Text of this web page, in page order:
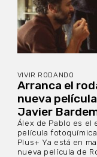
VIVIR RODANDO
Arranca el
nueva
Javier
Álex de Pablo es
película
Plus+ Ya está en
nueva película de